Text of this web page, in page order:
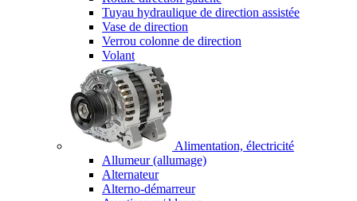
Tuyau hydraulique de direction assistée
Vase de direction
Verrou colonne de direction
Volant
Alimentation, électricité
Allumeur (allumage)
Alternateur
Alterno-démarreur